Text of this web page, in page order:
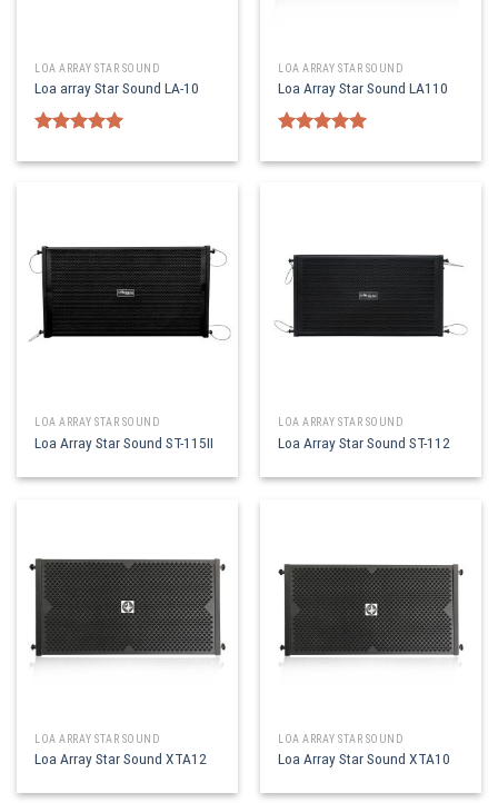
LOA ARRAY STAR SOUND
Loa array Star Sound LA-10
hạng5.00
LOA ARRAY STAR SOUND
Loa Array Star Sound LA110
hạng5.00
LOA ARRAY STAR SOUND
Loa Array Star Sound ST-115II
LOA ARRAY STAR SOUND
Loa Array Star Sound ST-112
LOA ARRAY STAR SOUND
Loa Array Star Sound XTA12
LOA ARRAY STAR SOUND
Loa Array Star Sound XTA10